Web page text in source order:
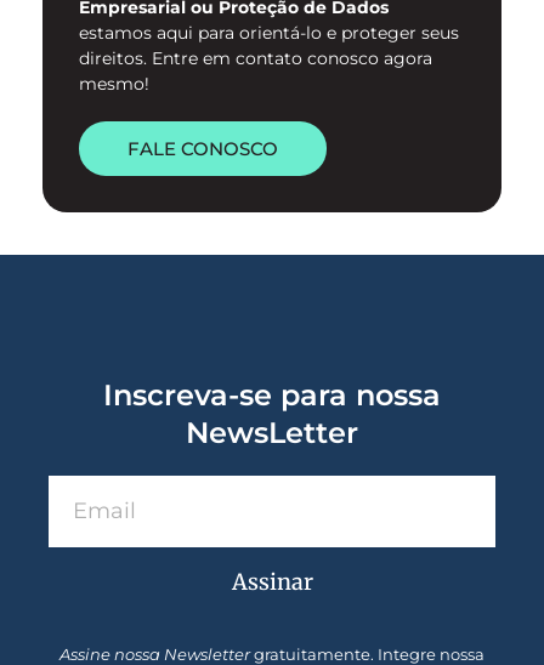
Empresarial ou Proteção de Dados
estamos aqui para orientá-lo e proteger seus
direitos. Entre em contato conosco agora
mesmo!
FALE CONOSCO
Inscreva-se para nossa
NewsLetter
Assinar
Assine nossa Newslettergratuitamente. Integre nossa